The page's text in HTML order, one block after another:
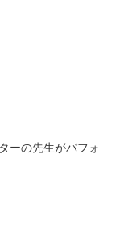
ーの先生がパフォ